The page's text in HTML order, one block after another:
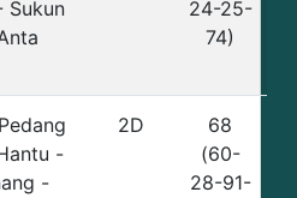
Sukun
24-25-
74)
-
-
2D
68
(60-
28-91-